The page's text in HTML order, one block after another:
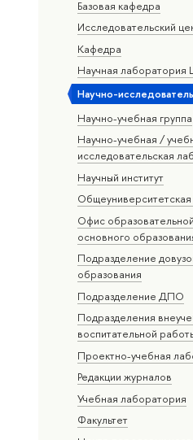
Базовая кафедра
Исследовательский
Кафедра
Научная
Научно-
Научно-учебная группа
Научно-учебная /
исследовательская
Научный институт
Офис
основного
Подразделение
образования
Подразделение ДПО
Подразделения
воспитательной
Проектно-учебная
Редакции журналов
Учебная лаборатория
Факультет